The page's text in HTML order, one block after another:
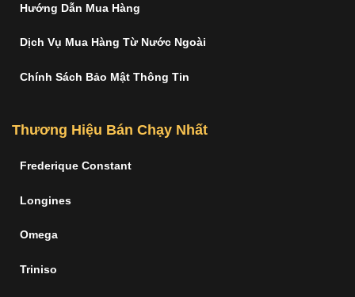
Hướng Dẫn Mua Hàng
Dịch Vụ Mua Hàng Từ Nước Ngoài
Chính Sách Bảo Mật Thông Tin
Thương Hiệu Bán Chạy Nhất
Frederique Constant
Longines
Omega
Triniso